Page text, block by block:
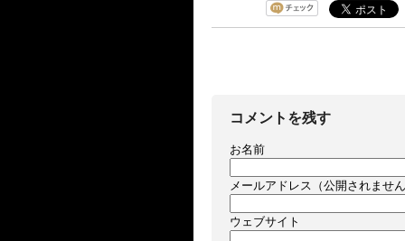
コメントを残す
お名前
メールアドレス（公開されませ
ウェブサイト